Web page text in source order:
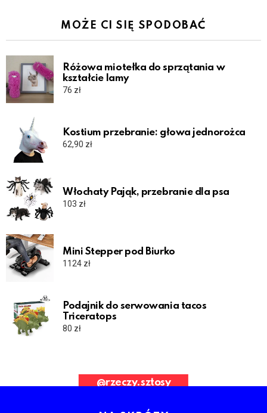
MOŻE CI SIĘ SPODOBAĆ
Różowa miotełka do sprzątania w
kształcie lamy
76 zł
Kostium przebranie: głowa jednorożca
62,90 zł
Włochaty Pająk, przebranie dla psa
103 zł
Mini Stepper pod Biurko
1124 zł
Podajnik do serwowania tacos
Triceratops
80 zł
Bad Request. Error validating application
@rzeczy.sztosy